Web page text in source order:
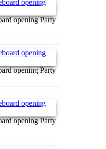
opening Party
opening Party
opening Party